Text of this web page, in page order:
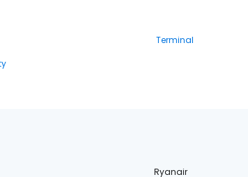
Terminal
Ryanair